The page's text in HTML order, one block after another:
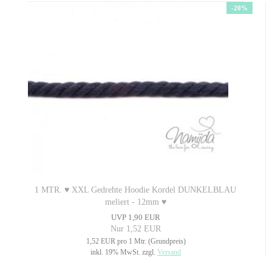
-20%
1 MTR. ♥ XXL Gedrehte Hoodie Kordel DUNKELBLAU
meliert - 12mm ♥
UVP 1,90 EUR
Nur 1,52 EUR
1,52 EUR pro 1 Mtr. (Grundpreis)
inkl. 19% MwSt. zzgl. Versand